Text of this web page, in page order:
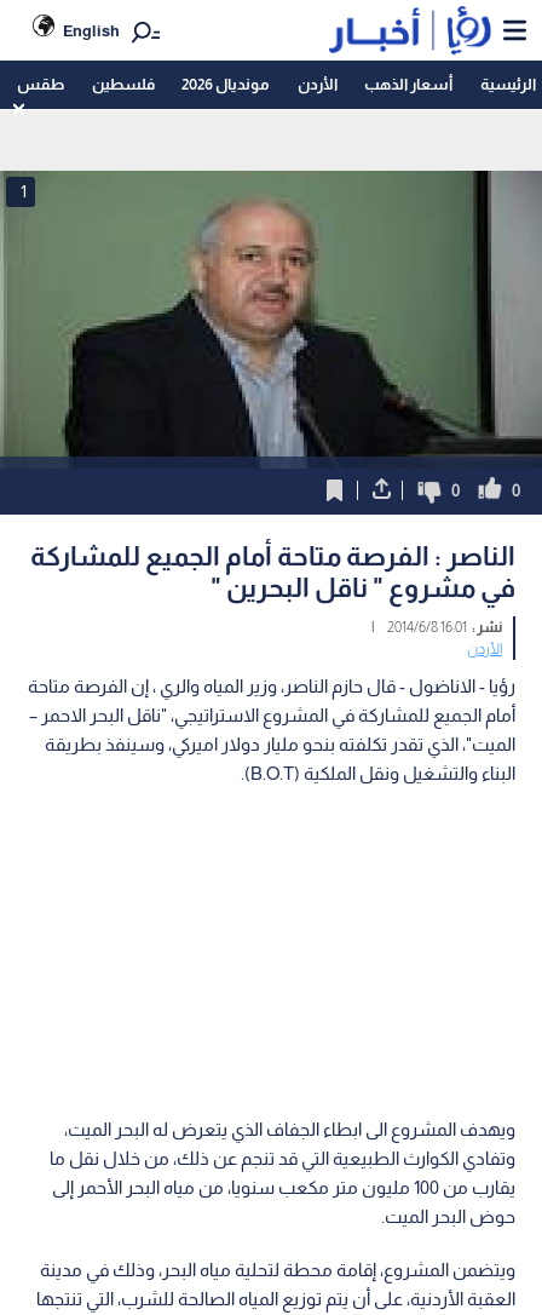
English
الرئيسية أسعار الذهب الأردن مونديال 2026 فلسطين طقس
1
0
0
الناصر : الفرصة متاحة أمام الجميع للمشاركة
في مشروع " ناقل البحرين "
نشر : 16:01 2014/6/8
|
الأردن
رؤيا - الاناضول - قال حازم الناصر، وزير المياه والري ، إن الفرصة متاحة
أمام الجميع للمشاركة في المشروع الاستراتيجي، "ناقل البحر الاحمر –
الميت"، الذي تقدر تكلفته بنحو مليار دولار اميركي، وسينفذ بطريقة
البناء والتشغيل ونقل الملكية (B.O.T).
ويهدف المشروع الى ابطاء الجفاف الذي يتعرض له البحر الميت،
وتفادي الكوارث الطبيعية التي قد تنجم عن ذلك، من خلال نقل ما
يقارب من 100 مليون متر مكعب سنويا، من مياه البحر الأحمر إلى
حوض البحر الميت.
ويتضمن المشروع، إقامة محطة لتحلية مياه البحر، وذلك في مدينة
العقبة الأردنية، على أن يتم توزيع المياه الصالحة للشرب، التي تنتجها